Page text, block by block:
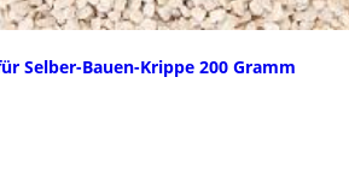
Selber-Bauen-Krippe 200 Gramm